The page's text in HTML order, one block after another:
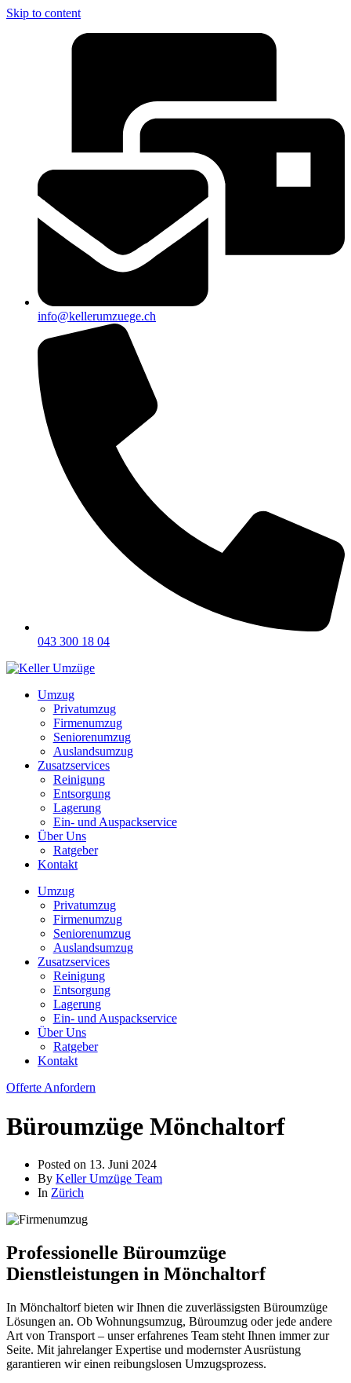
Skip to content
info@kellerumzuege.ch
043 300 18 04
Umzug
Privatumzug
Firmenumzug
Seniorenumzug
Auslandsumzug
Zusatzservices
Reinigung
Entsorgung
Lagerung
Ein- und Auspackservice
Über Uns
Ratgeber
Kontakt
Umzug
Privatumzug
Firmenumzug
Seniorenumzug
Auslandsumzug
Zusatzservices
Reinigung
Entsorgung
Lagerung
Ein- und Auspackservice
Über Uns
Ratgeber
Kontakt
Offerte Anfordern
Büroumzüge Mönchaltorf
Posted on 13. Juni 2024
By Keller Umzüge Team
In Zürich
Professionelle Büroumzüge
Dienstleistungen in Mönchaltorf
In Mönchaltorf bieten wir Ihnen die zuverlässigsten Büroumzüge
Lösungen an. Ob Wohnungsumzug, Büroumzug oder jede andere
Art von Transport – unser erfahrenes Team steht Ihnen immer zur
Seite. Mit jahrelanger Expertise und modernster Ausrüstung
garantieren wir einen reibungslosen Umzugsprozess.